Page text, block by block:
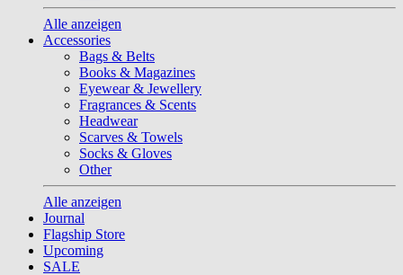
Alle anzeigen
Accessories
Bags & Belts
Books & Magazines
Eyewear & Jewellery
Fragrances & Scents
Headwear
Scarves & Towels
Socks & Gloves
Other
Alle anzeigen
Journal
Flagship Store
Upcoming
SALE